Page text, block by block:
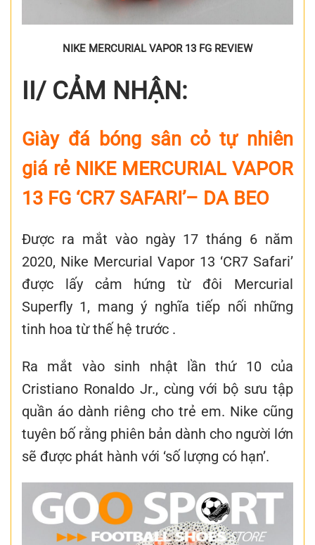
NIKE MERCURIAL VAPOR 13 FG REVIEW
II/ CẢM NHẬN:
Giày đá bóng sân cỏ tự nhiên
giá rẻ NIKE MERCURIAL VAPOR
13 FG ‘CR7 SAFARI’– DA BEO
Được ra mắt vào ngày 17 tháng 6 năm
2020, Nike Mercurial Vapor 13 ‘CR7 Safari’
được lấy cảm hứng từ đôi Mercurial
Superfly 1, mang ý nghĩa tiếp nối những
tinh hoa từ thế hệ trước .
Ra mắt vào sinh nhật lần thứ 10 của
Cristiano Ronaldo Jr., cùng với bộ sưu tập
quần áo dành riêng cho trẻ em. Nike cũng
tuyên bố rằng phiên bản dành cho người lớn
sẽ được phát hành với ‘số lượng có hạn’.